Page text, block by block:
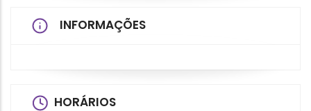
INFORMAÇÕES
HORÁRIOS